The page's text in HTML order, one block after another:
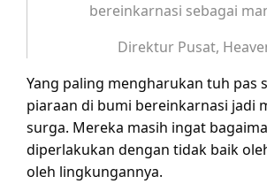
bereinkarnasi sebagai
Direktur Pusat,
Yang paling mengharukan tuh pas
piaraan di bumi bereinkarnasi jadi
surga. Mereka masih ingat
diperlakukan dengan tidak baik
oleh lingkungannya.